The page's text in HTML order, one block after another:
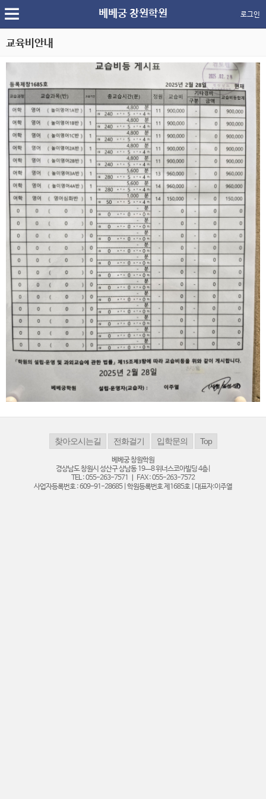
베베궁 창원학원 로그인
교육비안내
베베궁 창원학원
경상남도 창원시 성산구 상남동 19ㅡ8 위너스코아빌딩 4층|
TEL : 055-263-7571 ㅣ FAX : 055-263-7572
사업자등록번호 : 609-91-28685 | 학원등록번호 제1685호 | 대표자:이주열